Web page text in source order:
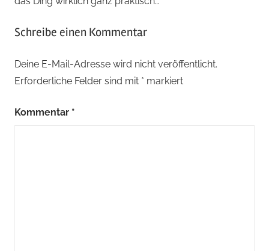
Schreibe einen Kommentar
Deine E-Mail-Adresse wird nicht veröffentlicht.
Erforderliche Felder sind mit * markiert
Kommentar *